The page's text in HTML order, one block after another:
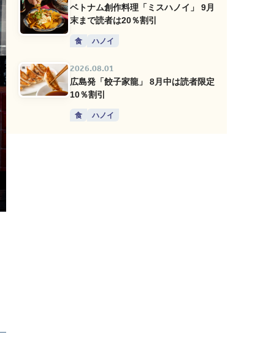
ベトナム創作料理「ミスハノイ」 9月
末まで読者は20％割引
食 ハノイ
2026.08.01
広島発「餃子家龍」 8月中は読者限定
10％割引
食 ハノイ